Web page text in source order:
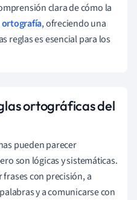
clara de cómo la
ortografía, ofreciendo una
reglas es esencial para los
ortográficas del
pueden parecer
son lógicas y sistemáticas.
con precisión, a
y a comunicarse con